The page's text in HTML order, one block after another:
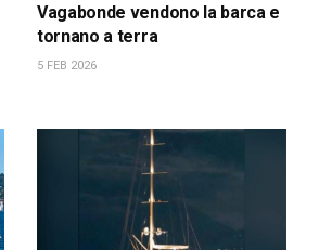
Vagabonde vendono la barca e
tornano a terra
5 FEB 2026